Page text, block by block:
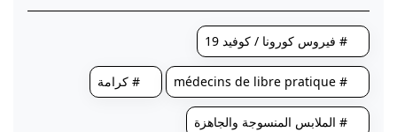
# فيروس كورونا / كوفيد 19
# médecins de libre pratique # كرامة
# الملابس المنسوجة والجاهزة